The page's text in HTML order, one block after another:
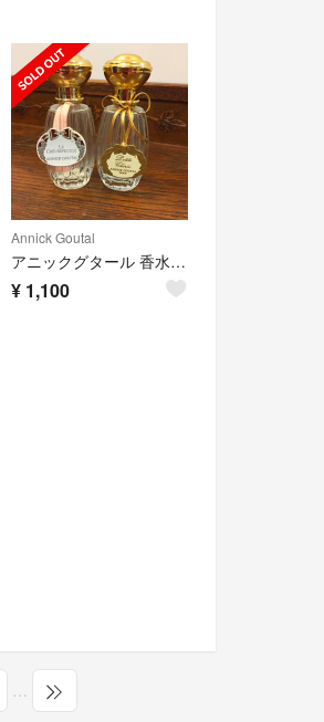
Annick Goutal
アニックグタール 香水 空瓶
¥ 1,100